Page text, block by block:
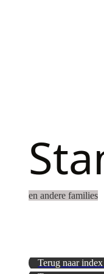
en andere families
Terug naar